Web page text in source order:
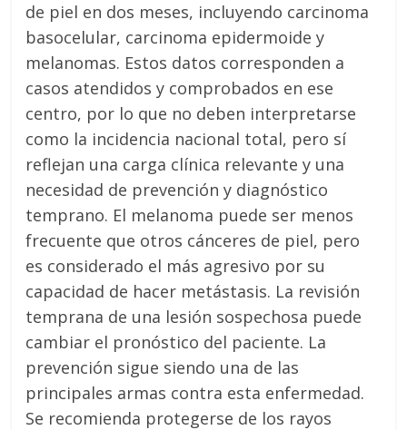
de piel en dos meses, incluyendo carcinoma
basocelular, carcinoma epidermoide y
melanomas. Estos datos corresponden a
casos atendidos y comprobados en ese
centro, por lo que no deben interpretarse
como la incidencia nacional total, pero sí
reflejan una carga clínica relevante y una
necesidad de prevención y diagnóstico
temprano. El melanoma puede ser menos
frecuente que otros cánceres de piel, pero
es considerado el más agresivo por su
capacidad de hacer metástasis. La revisión
temprana de una lesión sospechosa puede
cambiar el pronóstico del paciente. La
prevención sigue siendo una de las
principales armas contra esta enfermedad.
Se recomienda protegerse de los rayos